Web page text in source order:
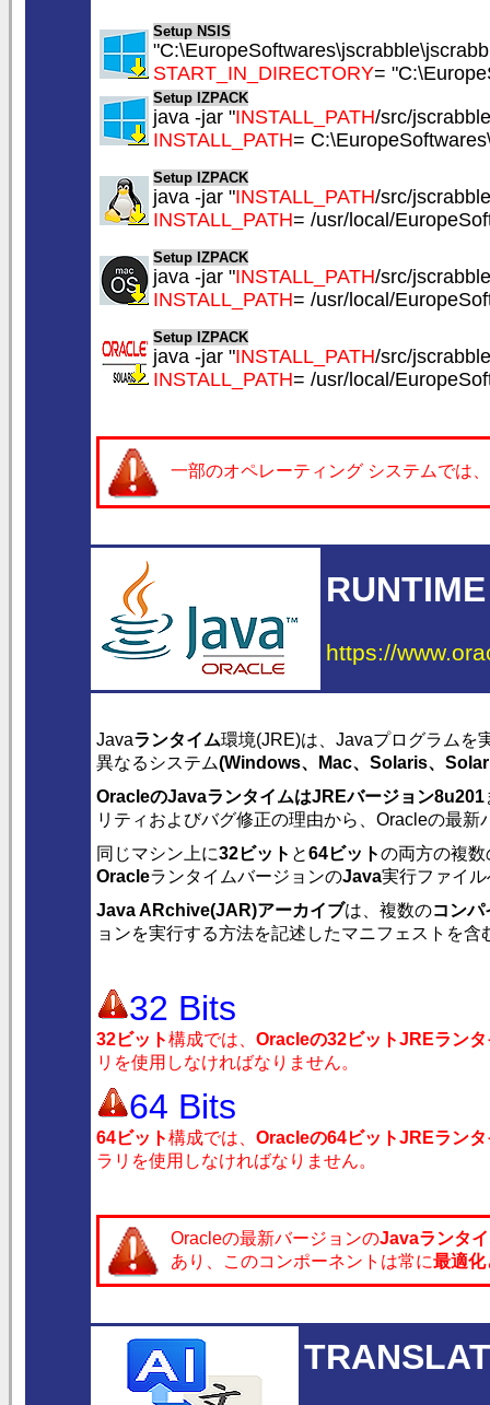
Setup NSIS
START_IN_DIRECTORY=
Setup IZPACK
java -jar "INSTALL_PATH/src/
INSTALL_PATH=
Setup IZPACK
java -jar "INSTALL_PATH/src/
INSTALL_PATH= /usr/local/
Setup IZPACK
java -jar "INSTALL_PATH/src/
INSTALL_PATH= /usr/local/
Setup IZPACK
java -jar "INSTALL_PATH/src/
INSTALL_PATH= /usr/local/
一部のオペレーティング システムでは
https://
Javaランタイム環境(JRE)は、Javaプログラムを
異なるシステム(Windows、 Mac、 Solaris、
OracleのJavaランタイムはJREバージョン8u201
リティおよびバグ修正の理由から、Oracleの最新
同じマシン上に32ビット と64ビットの両方の複
OracleランタイムバージョンのJava実行ファイ
Java ARchive(JAR)アーカイブは、複数のコン
ョンを実行する方法を記述したマニフェストを含
32 Bits
32ビット構成では、 Oracleの32ビットJREランタ
リを使用しなければなりません。
64 Bits
64ビット構成では、 Oracleの64ビットJREランタ
ラリを使用しなければなりません。
Oracleの最新バージョンのJavaランタ
あり、このコンポーネントは常に最適化